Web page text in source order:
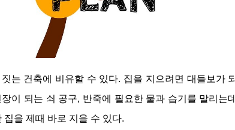
는 건축에 비유할 수 있다. 집을 지으려면 대들보가
이 되는 쇠 공구, 반죽에 필요한 물과 습기를 말리는
을 제때 바로 지을 수 있다.